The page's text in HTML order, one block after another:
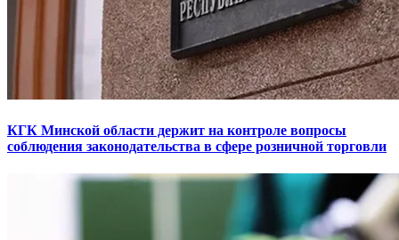
КГК Минской области держит на контроле вопросы
соблюдения законодательства в сфере розничной торговли